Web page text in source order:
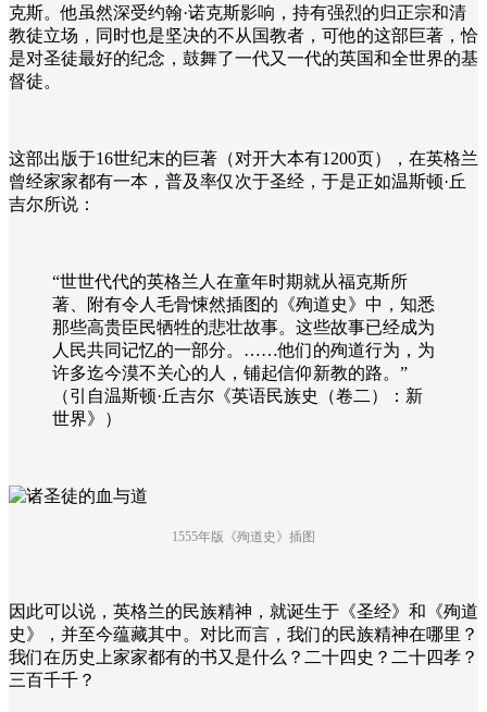
克斯。他虽然深受约翰·诺克斯影响，持有强烈的归正宗和清
教徒立场，同时也是坚决的不从国教者，可他的这部巨著，恰
是对圣徒最好的纪念，鼓舞了一代又一代的英国和全世界的基
督徒。
这部出版于16世纪末的巨著（对开大本有1200页），在英格兰
曾经家家都有一本，普及率仅次于圣经，于是正如温斯顿·丘
吉尔所说：
“世世代代的英格兰人在童年时期就从福克斯所
著、附有令人毛骨悚然插图的《殉道史》中，知悉
那些高贵臣民牺牲的悲壮故事。这些故事已经成为
人民共同记忆的一部分。……他们的殉道行为，为
许多迄今漠不关心的人，铺起信仰新教的路。”
（引自温斯顿·丘吉尔《英语民族史（卷二）：新
世界》）
1555年版《殉道史》插图
因此可以说，英格兰的民族精神，就诞生于《圣经》和《殉道
史》，并至今蕴藏其中。对比而言，我们的民族精神在哪里？
我们在历史上家家都有的书又是什么？二十四史？二十四孝？
三百千千？